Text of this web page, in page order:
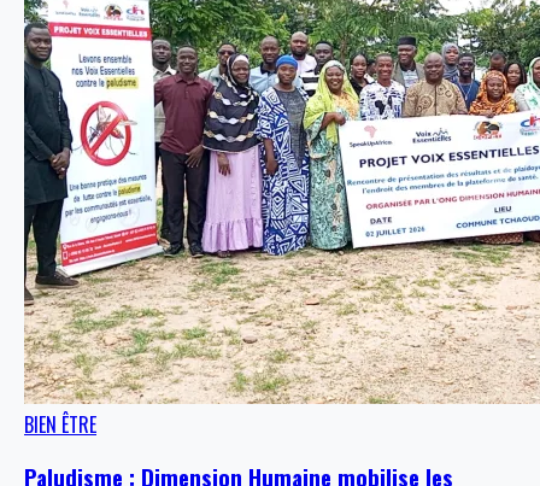
BIEN ÊTRE
Paludisme : Dimension Humaine mobilise les